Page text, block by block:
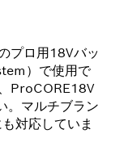
プロ用18Vバッ
）で使用で
ProCORE18V
。マルチブラン
対応していま